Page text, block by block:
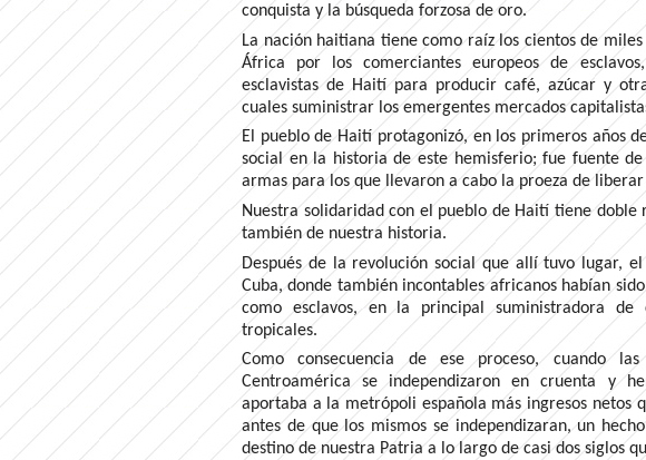
conquista y la búsqueda forzosa de oro.
La nación haitiana tiene como raíz los cientos de
África por los comerciantes europeos de
esclavistas de Haití para producir café, azúcar y
cuales suministrar los emergentes mercados
El pueblo de Haití protagonizó, en los primeros años
social en la historia de este hemisferio; fue fuente
armas para los que llevaron a cabo la proeza de
Nuestra solidaridad con el pueblo de Haití tiene doble
también de nuestra historia.
Después de la revolución social que allí tuvo lugar,
Cuba, donde también incontables africanos habían
como esclavos, en la principal suministradora de
tropicales.
Como consecuencia de ese proceso, cuando
Centroamérica se independizaron en cruenta y
aportaba a la metrópoli española más ingresos netos
antes de que los mismos se independizaran, un
destino de nuestra Patria a lo largo de casi dos siglos